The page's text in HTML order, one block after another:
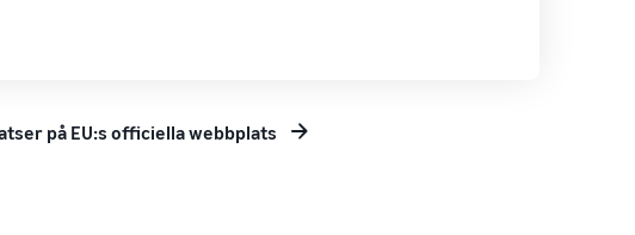
på EU:s officiella webbplats